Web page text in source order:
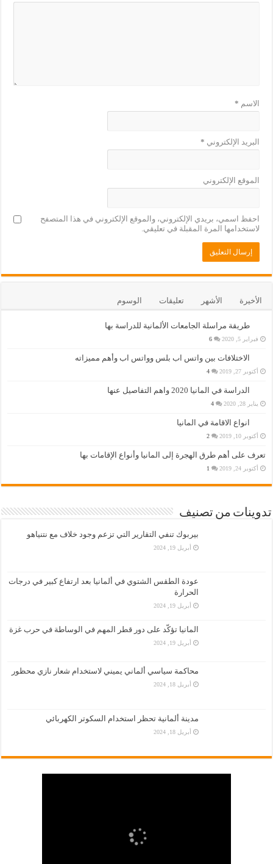
الاسم *
البريد الإلكتروني *
الموقع الإلكتروني
احفظ اسمي، بريدي الإلكتروني، والموقع الإلكتروني في هذا المتصفح
لاستخدامها المرة المقبلة في تعليقي.
الأخيرة الأشهر تعليقات الوسوم
طريقة مراسلة الجامعات الألمانية للدراسة بها
فبراير 5, 2020 6
الاختلافات بين واتس اب بلس وواتس اب وأهم مميزاته
أكتوبر 27, 2019 4
الدراسة في المانيا 2020 واهم التفاصيل عنها
يناير 28, 2020 4
انواع الاقامة في المانيا
أكتوبر 10, 2019 2
تعرف على أهم طرق الهجرة إلى المانيا وأنواع الإقامات بها
أكتوبر 24, 2019 1
تدوينات من تصنيف
بيربوك تنفي التقارير التي تزعم وجود خلاف مع نتنياهو
أبريل 19, 2024
عودة الطقس الشتوي في ألمانيا بعد ارتفاع كبير في درجات
الحرارة
أبريل 19, 2024
المانيا تؤكّد على دور قطر المهم في الوساطة في حرب غزة
أبريل 19, 2024
محاكمة سياسي ألماني يميني لاستخدام شعار نازي محظور
أبريل 18, 2024
مدينة ألمانية تحظر استخدام السكوتر الكهربائي
أبريل 18, 2024